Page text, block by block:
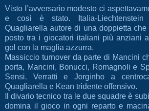
Visto l’avversario modesto ci
e così è stato. Italia-
Quagliarella autore di una doppietta
posto tra i giocatori italiani più anziani
gol con la maglia azzurra.
Massiccio turnover da parte di Mancini
porta, Mancini, Bonucci, Romagnoli e
Sensi, Verratti e Jorginho a
Quagliarella e Kean tridente offensivo.
Il divario tecnico tra le due squadre è
domina il gioco in ogni reparto e